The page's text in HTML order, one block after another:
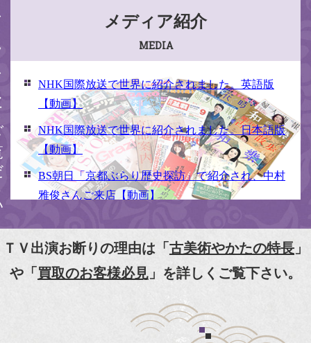
い メディア紹介
MEDIA
NHK国際放送で世界に紹介されました。英語版
【動画】
NHK国際放送で世界に紹介されました。日本語版
【動画】
BS朝日「京都ぶらり歴史探訪」で紹介され、中村
雅俊さんご来店【動画】
【動画】
『京都新聞』とKBS京都で鴨東まちなか美術館を
『和楽』7月号 樋口可南子さんがお店へ！！
ＴＶ出演お断りの理由は「古美術やかたの特長 」
や「買取のお客様必見 」を詳しくご覧下さい。